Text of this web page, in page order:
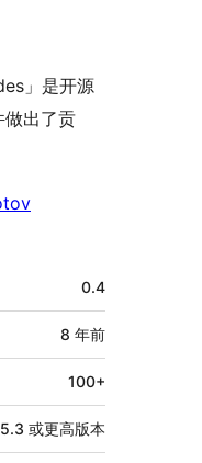
」是开源
做出了贡
0.4
8 年前
100+
或更高版本